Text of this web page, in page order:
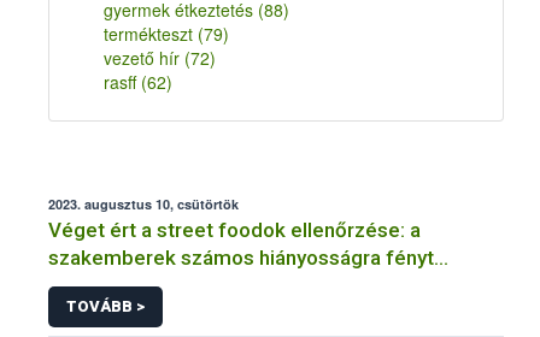
gyermek étkeztetés (88)
termékteszt (79)
vezető hír (72)
rasff (62)
2023. augusztus 10, csütörtök
Véget ért a street foodok ellenőrzése: a
szakemberek számos hiányosságra fényt
derítettek
TOVÁBB >